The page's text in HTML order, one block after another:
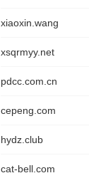
xiaoxin.wang
xsqrmyy.net
pdcc.com.cn
cepeng.com
hydz.club
cat-bell.com